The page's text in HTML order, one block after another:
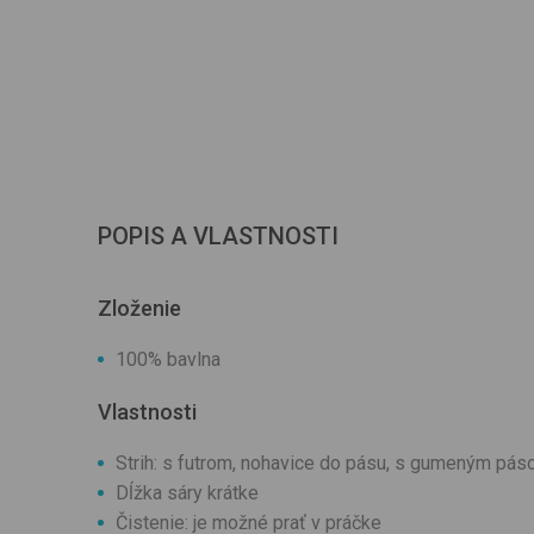
POPIS A VLASTNOSTI
Zloženie
100% bavlna
Vlastnosti
Strih: s futrom, nohavice do pásu, s gumeným
Dĺžka sáry krátke
Čistenie: je možné prať v práčke